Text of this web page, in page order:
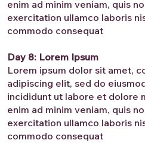
enim ad minim veniam, quis
exercitation ullamco laboris
commodo consequat
Day 8: Lorem Ipsum
Lorem ipsum dolor sit amet,
adipiscing elit, sed do
incididunt ut labore et dolore
enim ad minim veniam, quis
exercitation ullamco laboris
commodo consequat